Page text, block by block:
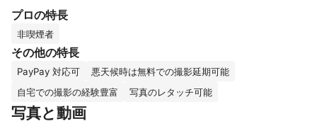
また、ANAの公式カレンダーへの掲載採用の実績などもございま
できる限りお客様に喜んでいただける写真を提供できるよう心掛
けており、
これまでも沢山のお客様にご好評をいただいております。
★営業時間外・対応地域外でも可能な限りご要望をお聞きしま
プロの特長
非喫煙者
その他の特長
PayPay 対応可
悪天候時は無料での撮影延期可能
自宅での撮影の経験豊富
写真のレタッチ可能
写真と動画